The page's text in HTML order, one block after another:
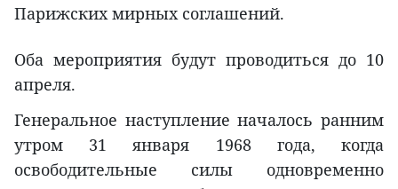
Парижских мирных соглашений.
Оба мероприятия будут проводиться до 10
апреля.
Генеральное наступление началось ранним
утром 31 января 1968 года, когда
освободительные силы одновременно